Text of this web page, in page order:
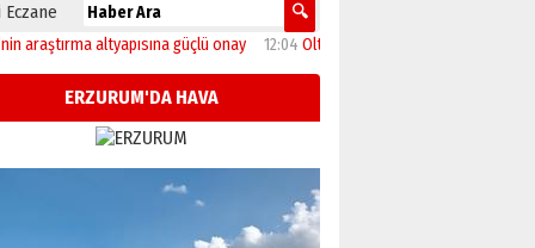
altyapısına güçlü onay 12:04 Oltu’da festival coşkusu konserle zirveye
ERZURUM'DA HAVA